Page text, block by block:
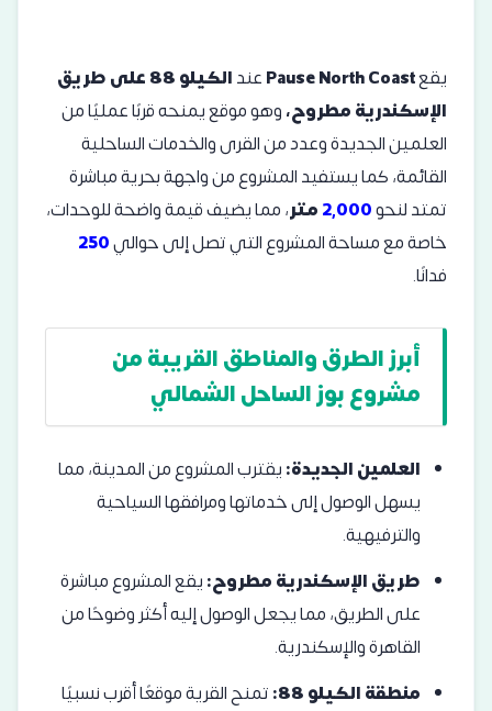
يقعPause North Coastعند
الكيلو 88 على طريق
الإسكندرية مطروح،وهو موقع يمنحه قربًا عمليًا من
العلمين الجديدة وعدد من القرى والخدمات الساحلية
القائمة، كما يستفيد المشروع من واجهة بحرية مباشرة
تمتد لنحو2,000متر، مما يضيف قيمة واضحة للوحدات،
خاصة مع مساحة المشروع التي تصل إلى حوالي250
فدانًا.
أبرز الطرق والمناطق القريبة من
مشروع بوز الساحل الشمالي
العلمين الجديدة:يقترب المشروع من المدينة، مما
يسهل الوصول إلى خدماتها ومرافقها السياحية
والترفيهية.
طريق الإسكندرية مطروح:يقع المشروع مباشرة
على الطريق، مما يجعل الوصول إليه أكثر وضوحًا من
القاهرة والإسكندرية.
منطقة الكيلو 88:
تمنح القرية موقعًا أقرب نسبيًا